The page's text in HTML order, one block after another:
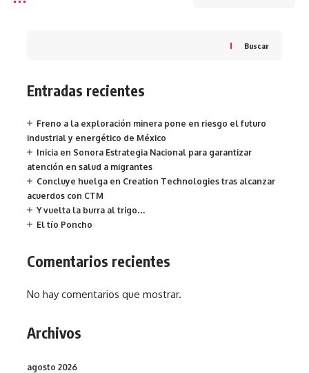
Buscar
Entradas recientes
Freno a la exploración minera pone en riesgo el futuro
industrial y energético de México
Inicia en Sonora Estrategia Nacional para garantizar
atención en salud a migrantes
Concluye huelga en Creation Technologies tras alcanzar
acuerdos con CTM
Y vuelta la burra al trigo…
El tío Poncho
Comentarios recientes
No hay comentarios que mostrar.
Archivos
agosto 2026